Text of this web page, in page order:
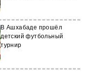
В Ашхабаде прошёл
детский футбольный
турнир